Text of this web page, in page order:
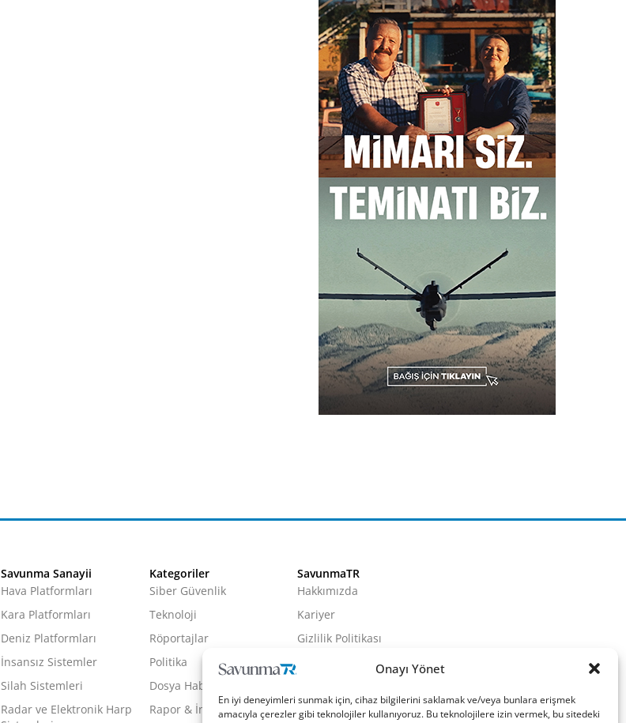
Onayı Yönet
En iyi deneyimleri sunmak için, cihaz bilgilerini saklamak ve/veya bunlara erişmek
amacıyla çerezler gibi teknolojiler kullanıyoruz. Bu teknolojilere izin vermek, bu sitedeki
Savunma Sanayii
Hava Platformları
Kara Platformları
Deniz Platformları
İnsansız Sistemler
Silah Sistemleri
Radar ve Elektronik Harp
Kategoriler
Siber Güvenlik
Teknoloji
Röportajlar
Politika
Dosya Haber
Rapor & İnfografik
SavunmaTR
Hakkımızda
Kariyer
Gizlilik Politikası